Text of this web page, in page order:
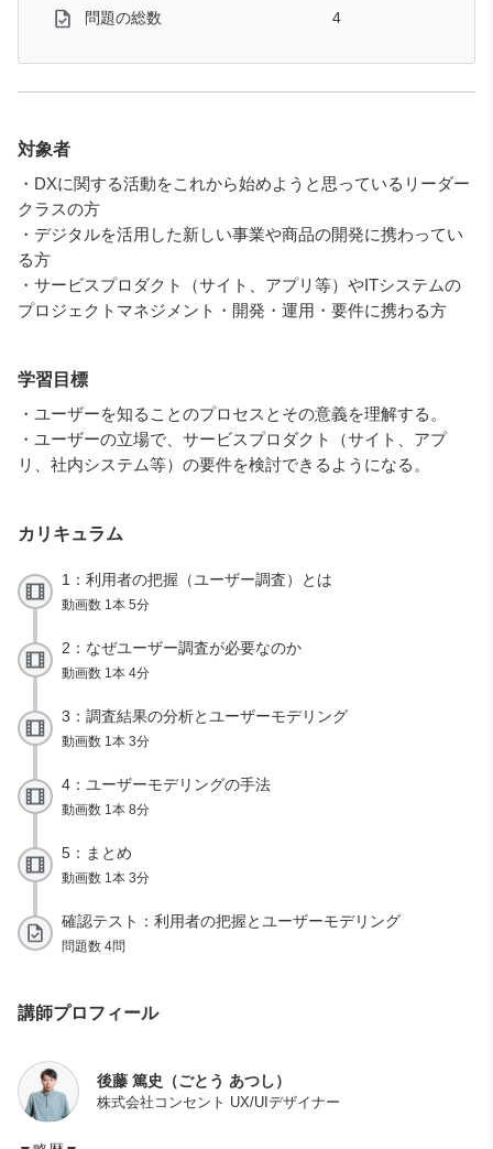
問題の総数 4
対象者
・DXに関する活動をこれから始めようと思っているリーダー
クラスの方
・デジタルを活用した新しい事業や商品の開発に携わってい
る方
・サービスプロダクト（サイト、アプリ等）やITシステムの
プロジェクトマネジメント・開発・運用・要件に携わる方
学習目標
・ユーザーを知ることのプロセスとその意義を理解する。
・ユーザーの立場で、サービスプロダクト（サイト、アプ
リ、社内システム等）の要件を検討できるようになる。
カリキュラム
1：利用者の把握（ユーザー調査）とは
動画数 1本 5分
2：なぜユーザー調査が必要なのか
動画数 1本 4分
3：調査結果の分析とユーザーモデリング
動画数 1本 3分
4：ユーザーモデリングの手法
動画数 1本 8分
5：まとめ
動画数 1本 3分
確認テスト：利用者の把握とユーザーモデリング
問題数 4問
講師プロフィール
後藤 篤史（ごとう あつし）
株式会社コンセント UX/UIデザイナー